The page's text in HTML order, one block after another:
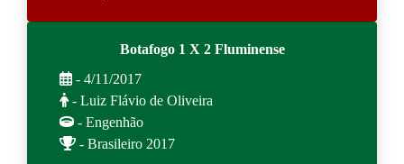
Botafogo 1 X 2 Fluminense
- 4/11/2017
- Luiz Flávio de Oliveira
- Engenhão
- Brasileiro 2017